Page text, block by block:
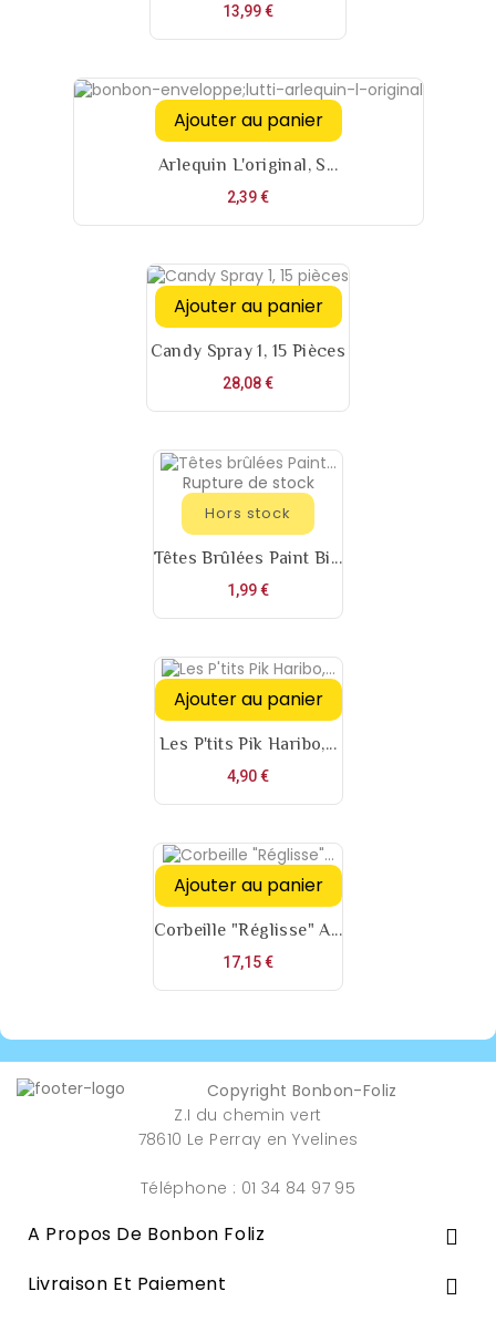
13,99 €Prix
Ajouter au panier
Arlequin L'original, S...
2,39 €Prix
Ajouter au panier
Candy Spray 1, 15 Pièces
28,08 €Prix
Rupture de stock
Hors stock
Têtes Brûlées Paint Bi...
1,99 €Prix
Ajouter au panier
Les P'tits Pik Haribo,...
4,90 €Prix
Ajouter au panier
Corbeille "Réglisse" A...
17,15 €Prix
Copyright Bonbon-Foliz
Z.I du chemin vert
78610 Le Perray en Yvelines
Téléphone : 01 34 84 97 95
A Propos De Bonbon Foliz 
Livraison Et Paiement 